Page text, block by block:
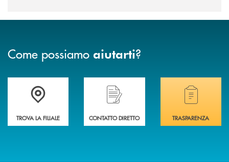
Come possiamo aiutarti?
Accedi all' elenco completo delle filiali .
TROVA LA FILIALE
Hai bisogno di assistenza immediata?
CONTATTO DIRETTO
Hai bisogno di
TRASPARENZA